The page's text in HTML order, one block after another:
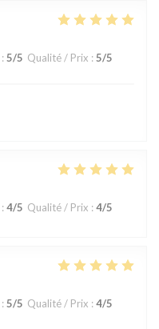
: 5/5 Qualité / Prix : 5/5
: 4/5 Qualité / Prix : 4/5
: 5/5 Qualité / Prix : 4/5